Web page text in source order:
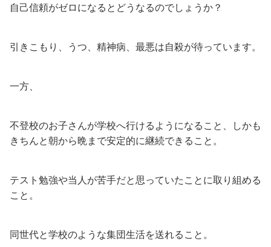
自己信頼がゼロになるとどうなるのでしょうか？
引きこもり、うつ、精神病、最悪は自殺が待っています。
一方、
不登校のお子さんが学校へ行けるようになること、しかも
きちんと朝から晩まで安定的に継続できること。
テスト勉強や当人が苦手だと思っていたことに取り組める
こと。
同世代と学校のような集団生活を送れること。